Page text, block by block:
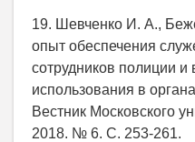
19. Шевченко И. А.,
опыт обеспечения
сотрудников полиции и
использования в
Вестник Московского
2018. № 6. С. 253-261.